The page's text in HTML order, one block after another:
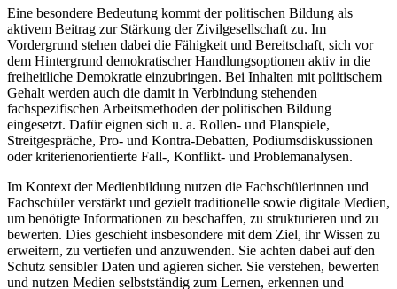
Eine besondere Bedeutung kommt der politischen Bildung als
aktivem Beitrag zur Stärkung der Zivilgesellschaft zu. Im
Vordergrund stehen dabei die Fähigkeit und Bereitschaft, sich vor
dem Hintergrund demokratischer Handlungsoptionen aktiv in die
freiheitliche Demokra­tie einzubringen. Bei Inhalten mit politischem
Gehalt werden auch die damit in Verbindung stehenden
fachspezifischen Arbeitsmethoden der politischen Bildung
eingesetzt. Dafür eignen sich u. a. Rollen- und Planspiele,
Streitgespräche, Pro- und Kontra-Debatten, Podiumsdiskussionen
oder kriterienorientierte Fall-, Konflikt- und Problemanalysen.
Im Kontext der Medienbildung nutzen die Fachschülerinnen und
Fachschüler verstärkt und gezielt traditionelle sowie digitale Medien,
um benötigte Informationen zu beschaffen, zu strukturieren und zu
bewerten. Dies geschieht insbesondere mit dem Ziel, ihr Wissen zu
erweitern, zu vertiefen und anzuwenden. Sie achten dabei auf den
Schutz sensibler Daten und agieren sicher. Sie verstehen, bewerten
und nutzen Medien selbstständig zum Lernen, erkennen und